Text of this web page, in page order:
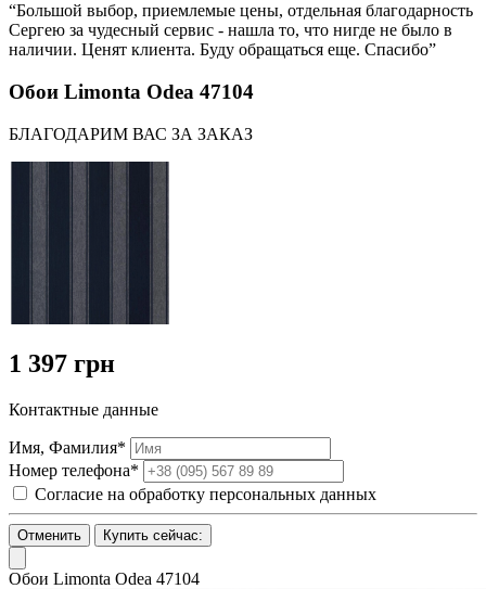
“Большой выбор, приемлемые цены, отдельная благодарность
Сергею за чудесный сервис - нашла то, что нигде не было в
наличии. Ценят клиента. Буду обращаться еще. Спасибо”
Обои Limonta Odea 47104
БЛАГОДАРИМ ВАС ЗА ЗАКАЗ
1 397 грн
Контактные данные
Имя, Фамилия*
Номер телефона*
Согласие на обработку персональных данных
Отменить Купить сейчас:
Обои Limonta Odea 47104